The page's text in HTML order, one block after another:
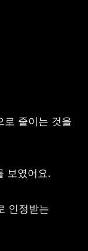
로 줄이는 것을
보였어요.
인정받는